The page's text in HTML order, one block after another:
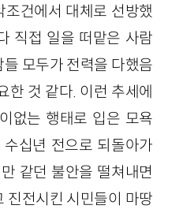
건에서 대체로 선방했
직접 일을 떠맡은 사람
모두가 전력을 다했음
한 것 같다. 이런 추세에
없는 행태로 입은 모욕
십년 전으로 되돌아가
같던 불안을 떨쳐내면
진전시킨 시민들이 마땅